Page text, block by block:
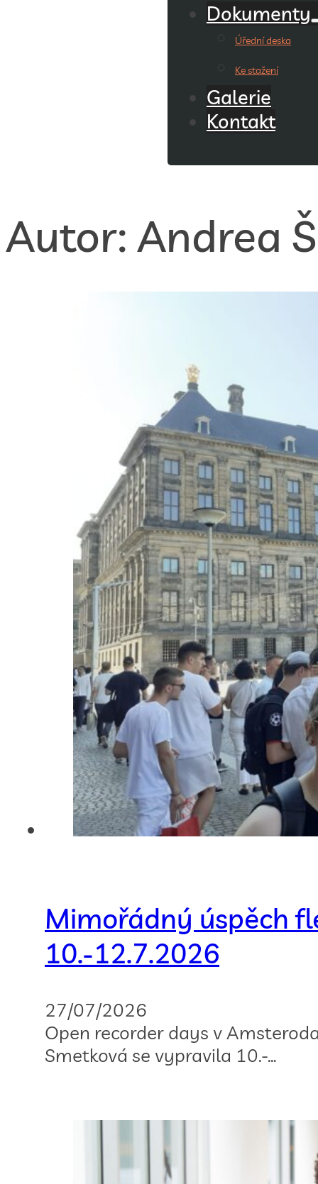
Dokumenty
Úřední deska
Ke stažení
Galerie
Kontakt
Autor: Andrea
Mimořádný úspěch
10.-12.7.2026
27/07/2026
Open recorder days v
Smetková se vypravila 10.-…